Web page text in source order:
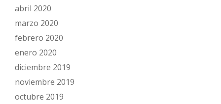
abril 2020
marzo 2020
febrero 2020
enero 2020
diciembre 2019
noviembre 2019
octubre 2019